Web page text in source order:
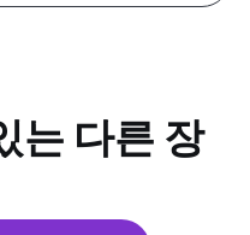
는 다른 장